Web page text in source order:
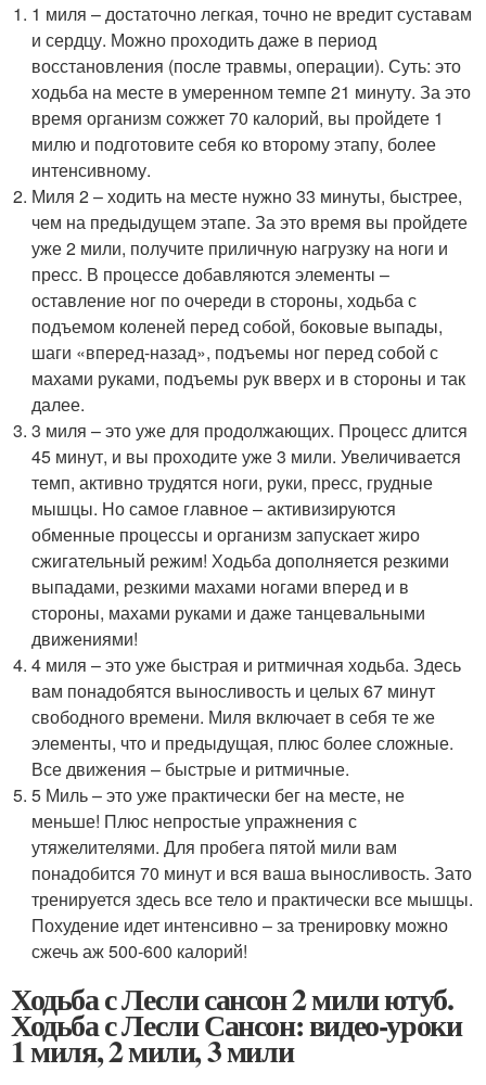
1 миля – достаточно легкая, точно не вредит суставам
и сердцу. Можно проходить даже в период
восстановления (после травмы, операции). Суть: это
ходьба на месте в умеренном темпе 21 минуту. За это
время организм сожжет 70 калорий, вы пройдете 1
милю и подготовите себя ко второму этапу, более
интенсивному.
Миля 2 – ходить на месте нужно 33 минуты, быстрее,
чем на предыдущем этапе. За это время вы пройдете
уже 2 мили, получите приличную нагрузку на ноги и
пресс. В процессе добавляются элементы –
оставление ног по очереди в стороны, ходьба с
подъемом коленей перед собой, боковые выпады,
шаги «вперед-назад», подъемы ног перед собой с
махами руками, подъемы рук вверх и в стороны и так
далее.
3 миля – это уже для продолжающих. Процесс длится
45 минут, и вы проходите уже 3 мили. Увеличивается
темп, активно трудятся ноги, руки, пресс, грудные
мышцы. Но самое главное – активизируются
обменные процессы и организм запускает жиро
сжигательный режим! Ходьба дополняется резкими
выпадами, резкими махами ногами вперед и в
стороны, махами руками и даже танцевальными
движениями!
4 миля – это уже быстрая и ритмичная ходьба. Здесь
вам понадобятся выносливость и целых 67 минут
свободного времени. Миля включает в себя те же
элементы, что и предыдущая, плюс более сложные.
Все движения – быстрые и ритмичные.
5 Миль – это уже практически бег на месте, не
меньше! Плюс непростые упражнения с
утяжелителями. Для пробега пятой мили вам
понадобится 70 минут и вся ваша выносливость. Зато
тренируется здесь все тело и практически все мышцы.
Похудение идет интенсивно – за тренировку можно
сжечь аж 500-600 калорий!
Ходьба с Лесли сансон 2 мили ютуб.
Ходьба с Лесли Сансон: видео-уроки
1 миля, 2 мили, 3 мили